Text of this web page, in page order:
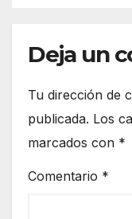
Deja un
Tu dirección de
publicada. Los
marcados con *
Comentario *